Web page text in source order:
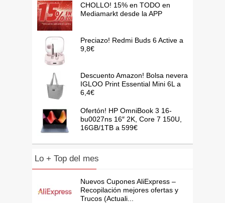
CHOLLO! 15% en TODO en
Mediamarkt desde la APP
Preciazo! Redmi Buds 6 Active a
9,8€
Descuento Amazon! Bolsa nevera
IGLOO Print Essential Mini 6L a
6,4€
Ofertón! HP OmniBook 3 16-
bu0027ns 16″ 2K, Core 7 150U,
16GB/1TB a 599€
Lo + Top del mes
Nuevos Cupones AliExpress –
Recopilación mejores ofertas y
Trucos (Actuali...